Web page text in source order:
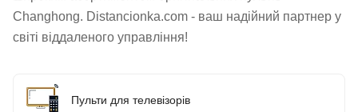
Changhong. Distancionka.com - ваш надійний партнер у
світі віддаленого управління!
Пульти для телевізорів